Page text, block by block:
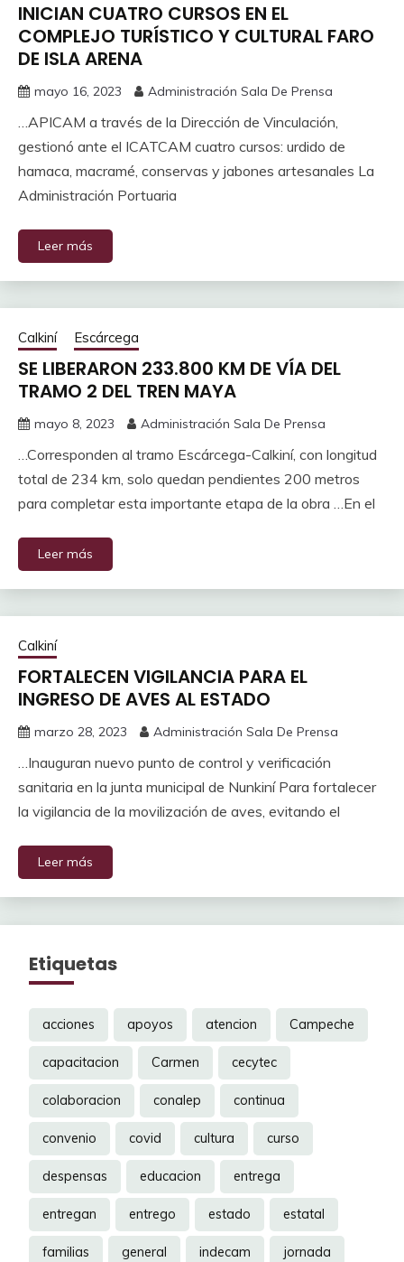
INICIAN CUATRO CURSOS EN EL
COMPLEJO TURÍSTICO Y CULTURAL FARO
DE ISLA ARENA
mayo 16, 2023 Administración Sala De Prensa
…APICAM a través de la Dirección de Vinculación,
gestionó ante el ICATCAM cuatro cursos: urdido de
hamaca, macramé, conservas y jabones artesanales La
Administración Portuaria
Leer más
Calkiní Escárcega
SE LIBERARON 233.800 KM DE VÍA DEL
TRAMO 2 DEL TREN MAYA
mayo 8, 2023 Administración Sala De Prensa
…Corresponden al tramo Escárcega-Calkiní, con longitud
total de 234 km, solo quedan pendientes 200 metros
para completar esta importante etapa de la obra …En el
Leer más
Calkiní
FORTALECEN VIGILANCIA PARA EL
INGRESO DE AVES AL ESTADO
marzo 28, 2023 Administración Sala De Prensa
…Inauguran nuevo punto de control y verificación
sanitaria en la junta municipal de Nunkiní Para fortalecer
la vigilancia de la movilización de aves, evitando el
Leer más
Etiquetas
acciones apoyos atencion Campeche
capacitacion Carmen cecytec
colaboracion conalep continua
convenio covid cultura curso
despensas educacion entrega
entregan entrego estado estatal
familias general indecam jornada